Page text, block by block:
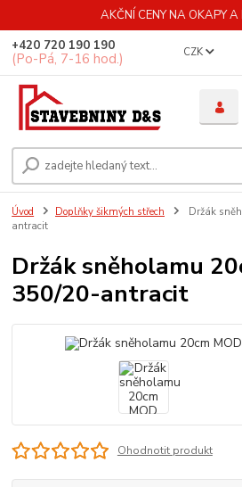
AKČNÍ CENY NA OKAPY A
CZK
+420 720 190 190
(Po-Pá, 7-16 hod.)
Úvod Doplňky šikmých střech
Držák
antracit
Držák sněholamu
350/20-antracit
Ohodnotit produkt